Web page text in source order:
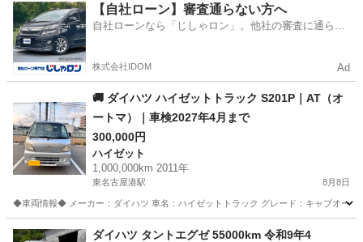
愛知 名古屋市 大高駅 エッセ
【自社ローン】審査通らない方へ
自社ローンなら「じしゃロン」。他社の審査に通らな
株式会社IDOM Ad
🚚 ダイハツ ハイゼットトラック S201P｜AT（オ
ートマ）｜車検2027年4月まで
300,000円
ハイゼット
1,000,000km 2011年
東名古屋港駅 8月8日
◆車両情報◆ メーカー：ダイハツ 車名：ハイゼットトラック グレード：キャブオー
愛知 名古屋市 東名古屋港駅 ハイゼット
ダイハツ タントエグゼ 55000km 令和9年4